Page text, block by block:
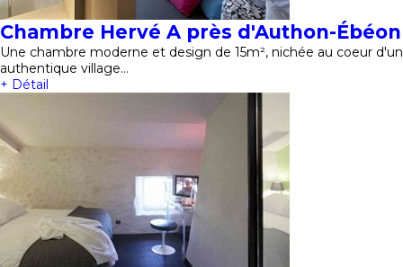
Chambre Hervé A près d'Authon-Ébéon
Une chambre moderne et design de 15m², nichée au coeur d'un
authentique village…
+ Détail